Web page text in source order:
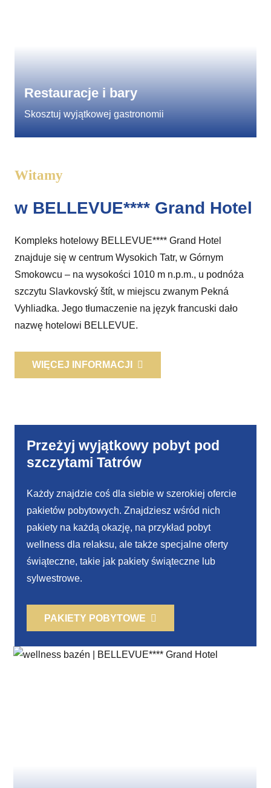
Restauracje i bary
Skosztuj wyjątkowej gastronomii
Witamy
w BELLEVUE**** Grand Hotel
Kompleks hotelowy BELLEVUE**** Grand Hotel
znajduje się w centrum Wysokich Tatr, w Górnym
Smokowcu – na wysokości 1010 m n.p.m., u podnóża
szczytu Slavkovský štít, w miejscu zwanym Pekná
Vyhliadka. Jego tłumaczenie na język francuski dało
nazwę hotelowi BELLEVUE.
WIĘCEJ INFORMACJI
Przeżyj wyjątkowy pobyt pod
szczytami Tatrów
Każdy znajdzie coś dla siebie w szerokiej ofercie
pakietów pobytowych. Znajdziesz wśród nich
pakiety na każdą okazję, na przykład pobyt
wellness dla relaksu, ale także specjalne oferty
świąteczne, takie jak pakiety świąteczne lub
sylwestrowe.
PAKIETY POBYTOWE